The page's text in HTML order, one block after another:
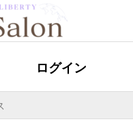
ログイン